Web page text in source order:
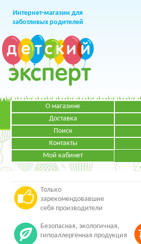
Интернет-магазин для
заботливых родителей
+7 (499)391-49-83Телефон в
Режим работы:
Пн-Пт: с 09.00 до 19.00
НАПИСАТЬ
О магазине
Доставка
Поиск
Контакты
Мой кабинет
Только
зарекомендовавшие
себя производители
Безопасная, экологичная,
гипоаллергенная продукция